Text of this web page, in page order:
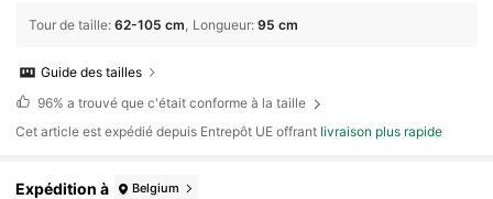
Tour de taille: 62-105 cm Longueur: 95 cm
Guide des tailles
96% a trouvé que c'était conforme à la taille
Cet article est expédié depuis Entrepôt UE offrant livraison plus rapide
Expédition à Belgium